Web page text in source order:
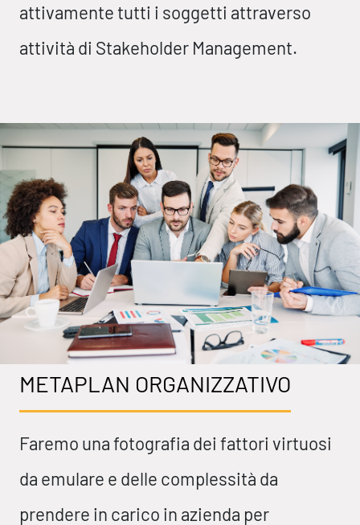
attivamente tutti i soggetti attraverso
attività di Stakeholder Management.
METAPLAN ORGANIZZATIVO
Faremo una fotografia dei fattori virtuosi
da emulare e delle complessità da
prendere in carico in azienda per